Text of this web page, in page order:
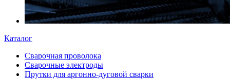
Каталог
Сварочная проволока
Сварочные электроды
Прутки для аргонно-дуговой сварки